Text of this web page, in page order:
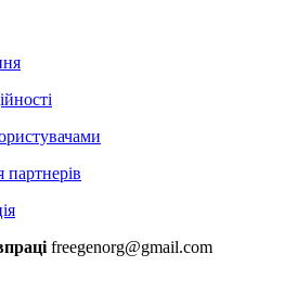
партнерів
freegenorg@gmail.com